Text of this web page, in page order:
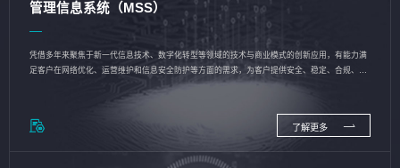
管理信息系统（MSS）
凭借多年来聚焦于新一代信息技术、数字化转型等领域的技术与商业模式的创新应用，有能力满
足客户在网络优化、运营维护和信息安全防护等方面的需求，为客户提供安全、稳定、合规、持
了解更多